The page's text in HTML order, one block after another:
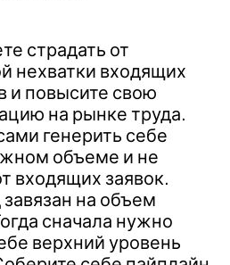
страдать от
нехватки входящих
и повысите свою
на рынке труда.
генерить себе
объеме и не
входящих заявок.
на объем
сначала нужно
верхний уровень